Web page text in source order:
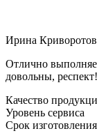
Ирина
Отлично
довольны,
Качество
Уровень сервиса
Срок изготовления